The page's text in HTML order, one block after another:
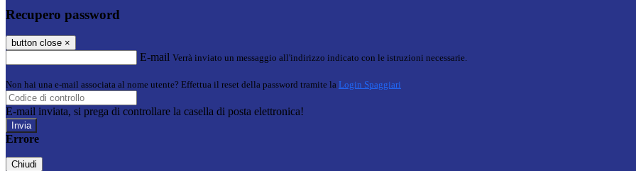
Recupero password
button close ×
E-mail Verrà inviato un messaggio all'indirizzo indicato con le istruzioni necessarie.
Non hai una e-mail associata al nome utente? Effettua il reset della password tramite la Login Spaggiari
E-mail inviata, si prega di controllare la casella di posta elettronica!
Errore
Chiudi